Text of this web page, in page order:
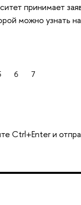
принимает
можно узнать
6 7
Ctrl+Enter и